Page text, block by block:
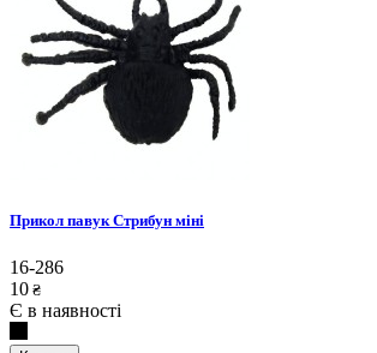
Прикол павук Стрибун міні
16-286
10 ₴
Є в наявності